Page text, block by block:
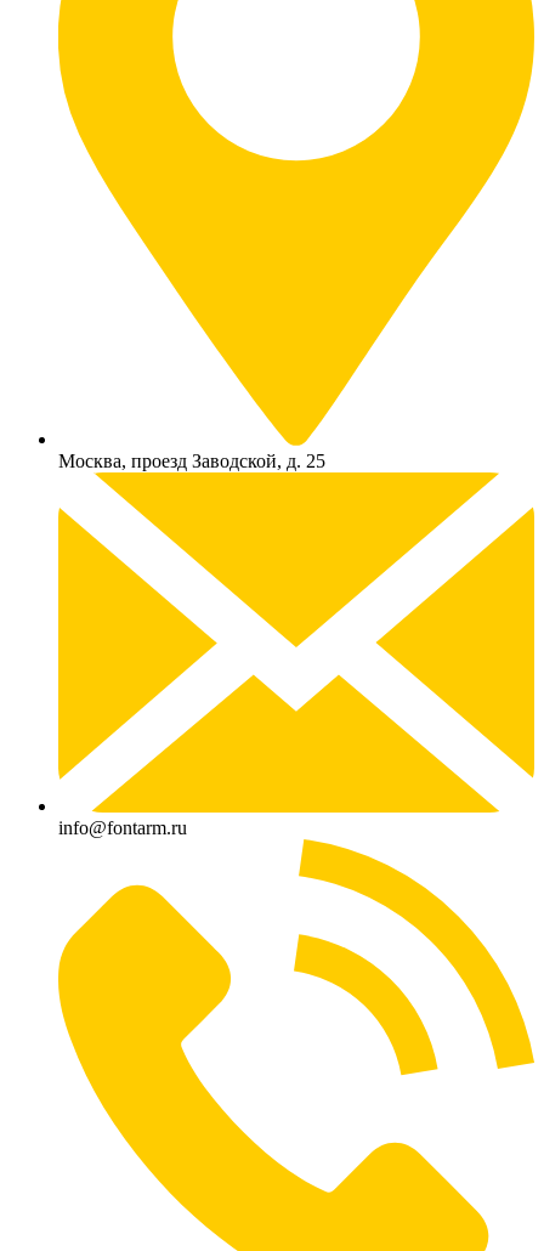
Москва, проезд Заводской, д. 25
info@fontarm.ru